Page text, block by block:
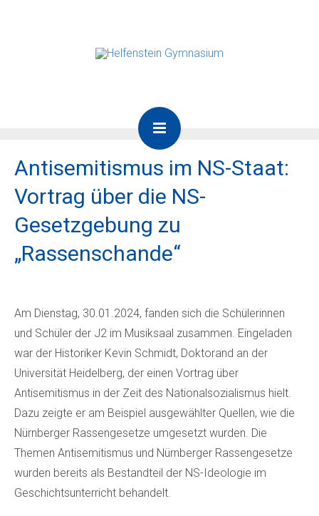
Antisemitismus im NS-Staat:
Vortrag über die NS-
Gesetzgebung zu
„Rassenschande“
Am Dienstag, 30.01.2024, fanden sich die Schülerinnen
und Schüler der J2 im Musiksaal zusammen. Eingeladen
war der Historiker Kevin Schmidt, Doktorand an der
Universität Heidelberg, der einen Vortrag über
Antisemitismus in der Zeit des Nationalsozialismus hielt.
Dazu zeigte er am Beispiel ausgewählter Quellen, wie die
Nürnberger Rassengesetze umgesetzt wurden. Die
Themen Antisemitismus und Nürnberger Rassengesetze
wurden bereits als Bestandteil der NS-Ideologie im
Geschichtsunterricht behandelt.